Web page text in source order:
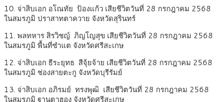
10. จ่าสิบเอก อโณทัย ป้องแก้ว เสียชีวิตวันที่ 28 กรกฎาคม 2568
ในสมรภูมิ ปราสาทตาควาย จังหวัดสุรินทร์
11. พลทหาร สิรวิชญ์ ภิญโญสุข เสียชีวิตวันที่ 28 กรกฎาคม 2568
ในสมรภูมิ พื้นที่ซำแต จังหวัดศรีสะเกษ
12. จ่าสิบเอก ธีระยุทธ สีจุ้ยจ้าย เสียชีวิตวันที่ 28 กรกฎาคม 2568
ในสมรภูมิ ช่องสายตะกู จังหวัดบุรีรัมย์
13. จ่าสิบเอก อภิรมย์ ทรงพุฒิ เสียชีวิตวันที่ 28 กรกฎาคม 2568
ในสมรภูมิ ฐานตาฮอง จังหวัดศรีสะเกษ